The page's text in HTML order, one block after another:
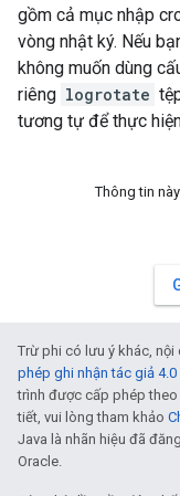
gồm cả mục nhập
vòng nhật ký. Nếu
không muốn dùng
riêng logrotate
tương tự để thực
Thông tin
Trừ phi có lưu ý khác,
phép ghi nhận tác giả
trình được cấp phép theo
tiết, vui lòng tham khảo
Java là nhãn hiệu đã
Oracle.